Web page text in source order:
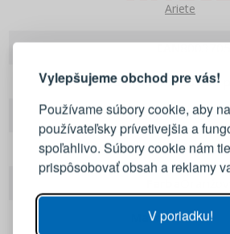
Vylepšujeme obchod pre vás!
Používame súbory cookie, aby
používateľsky prívetivejšia a
spoľahlivo. Súbory cookie nám
prispôsobovať obsah a reklamy
V poriadku!
Ariete
EAN
Kod produktu 09 261
Značka Ariete
Dĺžka 37,5 cm
Materiál Plast
Prihláste sa k